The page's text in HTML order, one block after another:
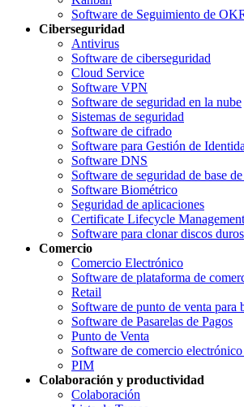
Software de Seguimiento de
Ciberseguridad
Antivirus
Software de ciberseguridad
Cloud Service
Software VPN
Software de seguridad en la nube
Sistemas de seguridad
Software de cifrado
Software para Gestión de
Software DNS
Software de seguridad de base
Software Biométrico
Seguridad de aplicaciones
Certificate Lifecycle Management
Software para clonar discos duros
Comercio
Comercio Electrónico
Software de plataforma de
Retail
Software de punto de venta para
Software de Pasarelas de Pagos
Punto de Venta
Software de comercio
PIM
Colaboración y productividad
Colaboración